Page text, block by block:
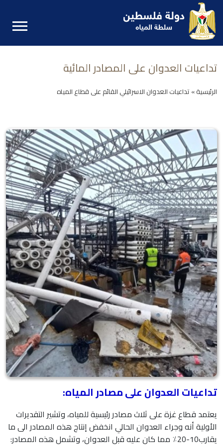
تداعيات العدوان على المصادر المائية
الرئيسية » تداعيات العدوان الاسرائيلي القائم على قطاع المياه
تداعيات العدوان على مصادر المياه:
يعتمد قطاع غزة على ثلاث مصادر رئيسية للمياه، وتشير التقديرات
الأولية أنه وجراء العدوان الحالي انخفض إنتاج هذه المصادر الى ما
يقارب10-20٪ مما كان عليه قبل العدوان، وتشمل هذه المصادر: